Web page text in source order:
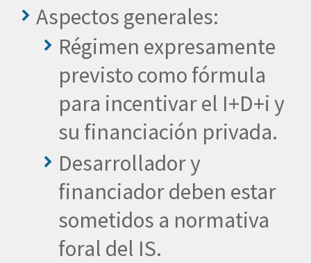
Aspectos generales:
Régimen expresamente
previsto como fórmula
para incentivar el I+D+i y
su financiación privada.
Desarrollador y
financiador deben estar
sometidos a normativa
foral del IS.